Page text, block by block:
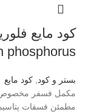
phosphorus)
بستر و کود
کود مایع
مکمل فسفر مخصوص
مطمئن فسفات پتاسیم ۴۵۰۰ میلی گرم در لیتر تاریخ